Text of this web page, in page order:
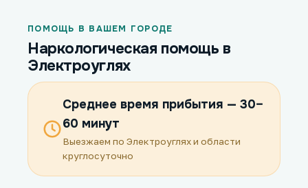
ПОМОЩЬ В ВАШЕМ ГОРОДЕ
Наркологическая помощь в
Электроуглях
Среднее время прибытия — 30–
60 минут
Выезжаем по Электроуглях и области
круглосуточно